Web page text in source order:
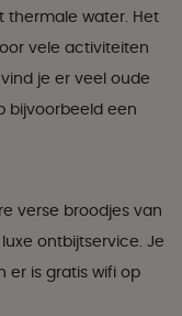
thermale water. Het
vele activiteiten
je er veel oude
bijvoorbeeld een
verse broodjes van
ontbijtservice. Je
er is gratis wifi op